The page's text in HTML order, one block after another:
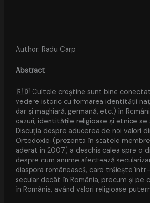
Author: Radu Carp
Abstract
🇷🇴 Cultele creștine sunt bine
vedere istoric cu formarea identității
dar și maghiară, germană, etc.) în
cazuri, identitățile religioase și etnice se
Discuția despre aducerea de noi valori
Ortodoxiei (prezenta în statele membre
aderat in 2007) a deschis calea spre o
despre cum anume afectează
diaspora românească, care trăiește
secular decât în România, precum și pe
în România, având valori religioase